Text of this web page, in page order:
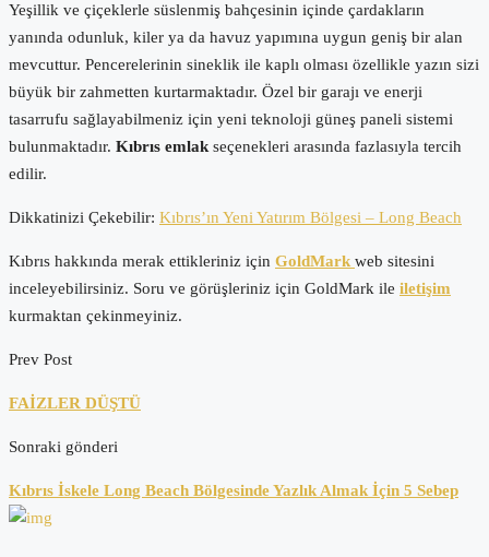
Yeşillik ve çiçeklerle süslenmiş bahçesinin içinde çardakların
yanında odunluk, kiler ya da havuz yapımına uygun geniş bir alan
mevcuttur. Pencerelerinin sineklik ile kaplı olması özellikle yazın sizi
büyük bir zahmetten kurtarmaktadır. Özel bir garajı ve enerji
tasarrufu sağlayabilmeniz için yeni teknoloji güneş paneli sistemi
bulunmaktadır. Kıbrıs emlakseçenekleri arasında fazlasıyla tercih
edilir.
Dikkatinizi Çekebilir: Kıbrıs’ın Yeni Yatırım Bölgesi – Long Beach
Kıbrıs hakkında merak ettikleriniz için GoldMark web sitesini
inceleyebilirsiniz. Soru ve görüşleriniz için GoldMark ile iletişim
kurmaktan çekinmeyiniz.
Prev Post
FAİZLER DÜŞTÜ
Sonraki gönderi
Kıbrıs İskele Long Beach Bölgesinde Yazlık Almak İçin 5 Sebep